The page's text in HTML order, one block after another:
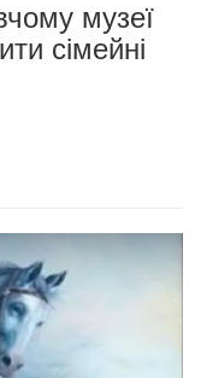
музеї
сімейні